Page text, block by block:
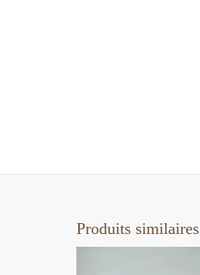
Produits similaires